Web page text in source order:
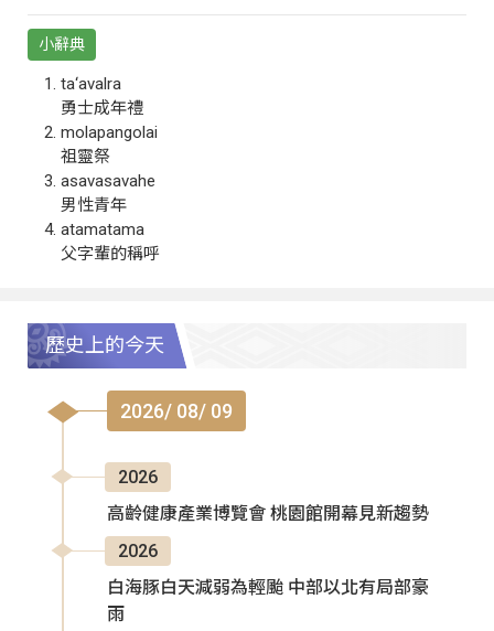
小辭典
ta‘avalra
勇士成年禮
molapangolai
祖靈祭
asavasavahe
男性青年
atamatama
父字輩的稱呼
歷史上的今天
2026/ 08/ 09
2026
高齡健康產業博覽會 桃園館開幕見新趨勢
2026
白海豚白天減弱為輕颱 中部以北有局部豪
雨